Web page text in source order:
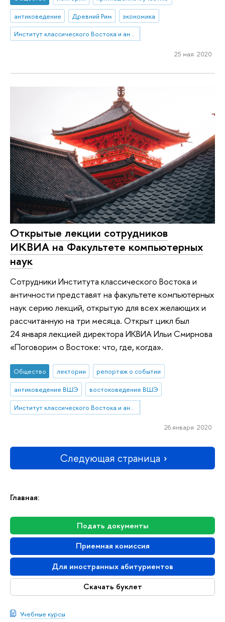
Главная:
Подать документы
Приемная комиссия
Для иностранных абитуриентов
Скачать буклет
Учебные курсы
антиковедение
Древний Рим
экономика
Институт классического Востока и античности
25 мая 2020
Открытые лекции сотрудников
ИКВИА на Факультете компьютерных
наук
Сотрудники Института классического Востока и
античности представят на факультете компьютерных
наук серию лекций, открытую для всех желающих и
рассчитанную на три месяца. Открыт цикл был
24 января лекцией директора ИКВИА Ильи Смирнова
«Поговорим о Востоке: что, где, когда».
Общество лектории
репортаж о событии
антиковедение ВШЭ
востоковедение ВШЭ
Институт классического Востока и античности
26 января 2020
Следующая страница